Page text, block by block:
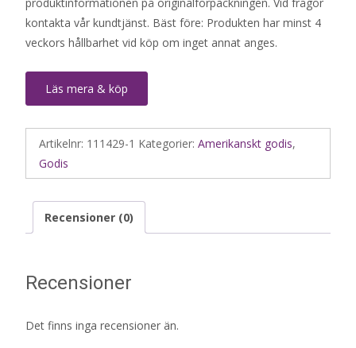
kontakta vår kundtjänst. Bäst före: Produkten har minst 4
veckors hållbarhet vid köp om inget annat anges.
Läs mera & köp
Artikelnr: 111429-1 Kategorier: Amerikanskt godis,
Godis
Recensioner (0)
Recensioner
Det finns inga recensioner än.